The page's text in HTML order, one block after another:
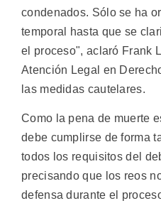
condenados. Sólo se ha
temporal hasta que se
el proceso", aclaró Frank
Atención Legal en
las medidas cautelares.
Como la pena de muerte
debe cumplirse de forma
todos los requisitos del
precisando que los reos
defensa durante el